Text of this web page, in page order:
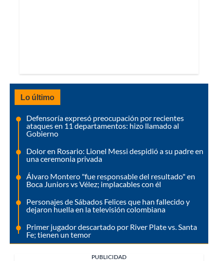
Lo último
Defensoría expresó preocupación por recientes
ataques en 11 departamentos: hizo llamado al
Gobierno
Dolor en Rosario: Lionel Messi despidió a su padre en
una ceremonia privada
Álvaro Montero "fue responsable del resultado" en
Boca Juniors vs Vélez; implacables con él
Personajes de Sábados Felices que han fallecido y
dejaron huella en la televisión colombiana
Primer jugador descartado por River Plate vs. Santa
Fe; tienen un temor
PUBLICIDAD